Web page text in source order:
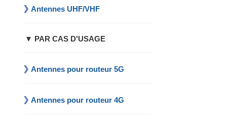
Antennes UHF/VHF
▼ PAR CAS D'USAGE
Antennes pour routeur 5G
Antennes pour routeur 4G